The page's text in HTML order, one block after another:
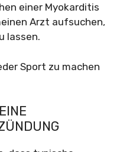
einer Myokarditis
Arzt aufsuchen,
lassen.